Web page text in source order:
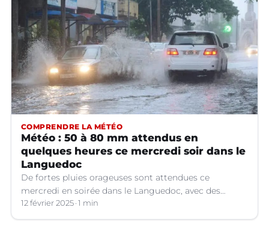
COMPRENDRE LA MÉTÉO
Météo : 50 à 80 mm attendus en
quelques heures ce mercredi soir dans le
Languedoc
De fortes pluies orageuses sont attendues ce
mercredi en soirée dans le Languedoc, avec des
cumuls importants. Les prévisions météo.
12 février 2025 1 min